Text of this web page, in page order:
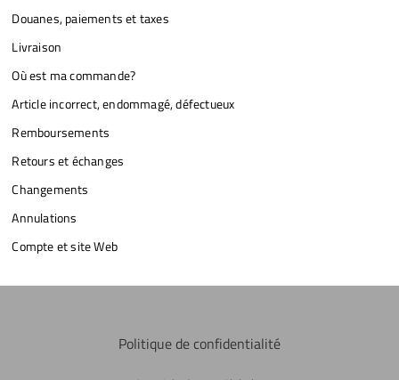
Douanes, paiements et taxes
Livraison
Où est ma commande?
Article incorrect, endommagé, défectueux
Remboursements
Retours et échanges
Changements
Annulations
Compte et site Web
Politique de confidentialité